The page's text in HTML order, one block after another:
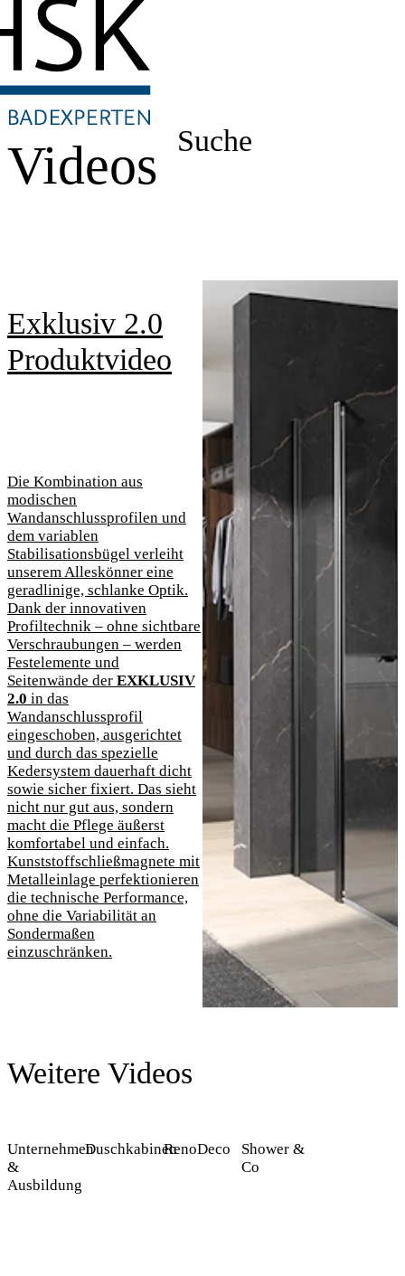
Suche
Videos
Exklusiv 2.0
Produktvideo
Die Kombination aus
modischen
Wandanschlussprofilen und
dem variablen
Stabilisationsbügel verleiht
unserem Alleskönner eine
geradlinige, schlanke Optik.
Dank der innovativen
Profiltechnik – ohne sichtbare
Verschraubungen – werden
Festelemente und
Seitenwände der EXKLUSIV
2.0 in das
Wandanschlussprofil
eingeschoben, ausgerichtet
und durch das spezielle
Kedersystem dauerhaft dicht
sowie sicher fixiert. Das sieht
nicht nur gut aus, sondern
macht die Pflege äußerst
komfortabel und einfach.
Kunststoffschließmagnete mit
Metalleinlage perfektionieren
die technische Performance,
ohne die Variabilität an
Sondermaßen
einzuschränken.
Weitere Videos
Unternehmen
&
Ausbildung
DuschkabinenRenoDeco
Shower &
Co